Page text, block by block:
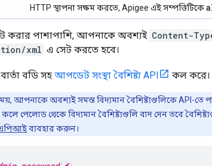
HTTP স্থাপনা সক্ষম করতে, Apigee এই সম্পত্তিটিকে
করার পাশাপাশি, আপনাকে অবশ্যই Content-
xml এ সেট করতে হবে।
বডি সহ আপডেট সংস্থা বৈশিষ্ট্য API কল করে।
আপনাকে অবশ্যই সমস্ত বিদ্যমান বৈশিষ্ট্যগুলিকে API-তে
পেলোড থেকে বিদ্যমান বৈশিষ্ট্যগুলি বাদ দেন তবে
ব্যবহার করুন।